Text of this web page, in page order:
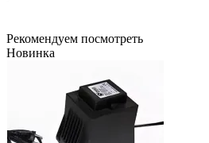
Рекомендуем посмотреть
Новинка